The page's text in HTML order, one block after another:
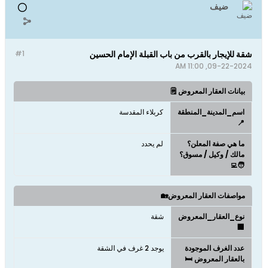
ضيف
#1 شقة للإيجار بالقرب من باب القبلة الإمام الحسين
09-22-2024, 11:00 AM
بيانات العقار المعروض 🗒️
اسم_المدينة_المنطقة
📍
كربلاء المقدسة
ما هي صفة المعلن؟
مالك / وكيل / مسوق؟
🧑‍💻
لم يحدد
مواصفات العقار المعروض🏡
نوع_العقار_المعروض
🏢
شقة
عدد الغرف الموجودة
بالعقار المعروض 🛏️
يوجد 2 غرف في الشقة